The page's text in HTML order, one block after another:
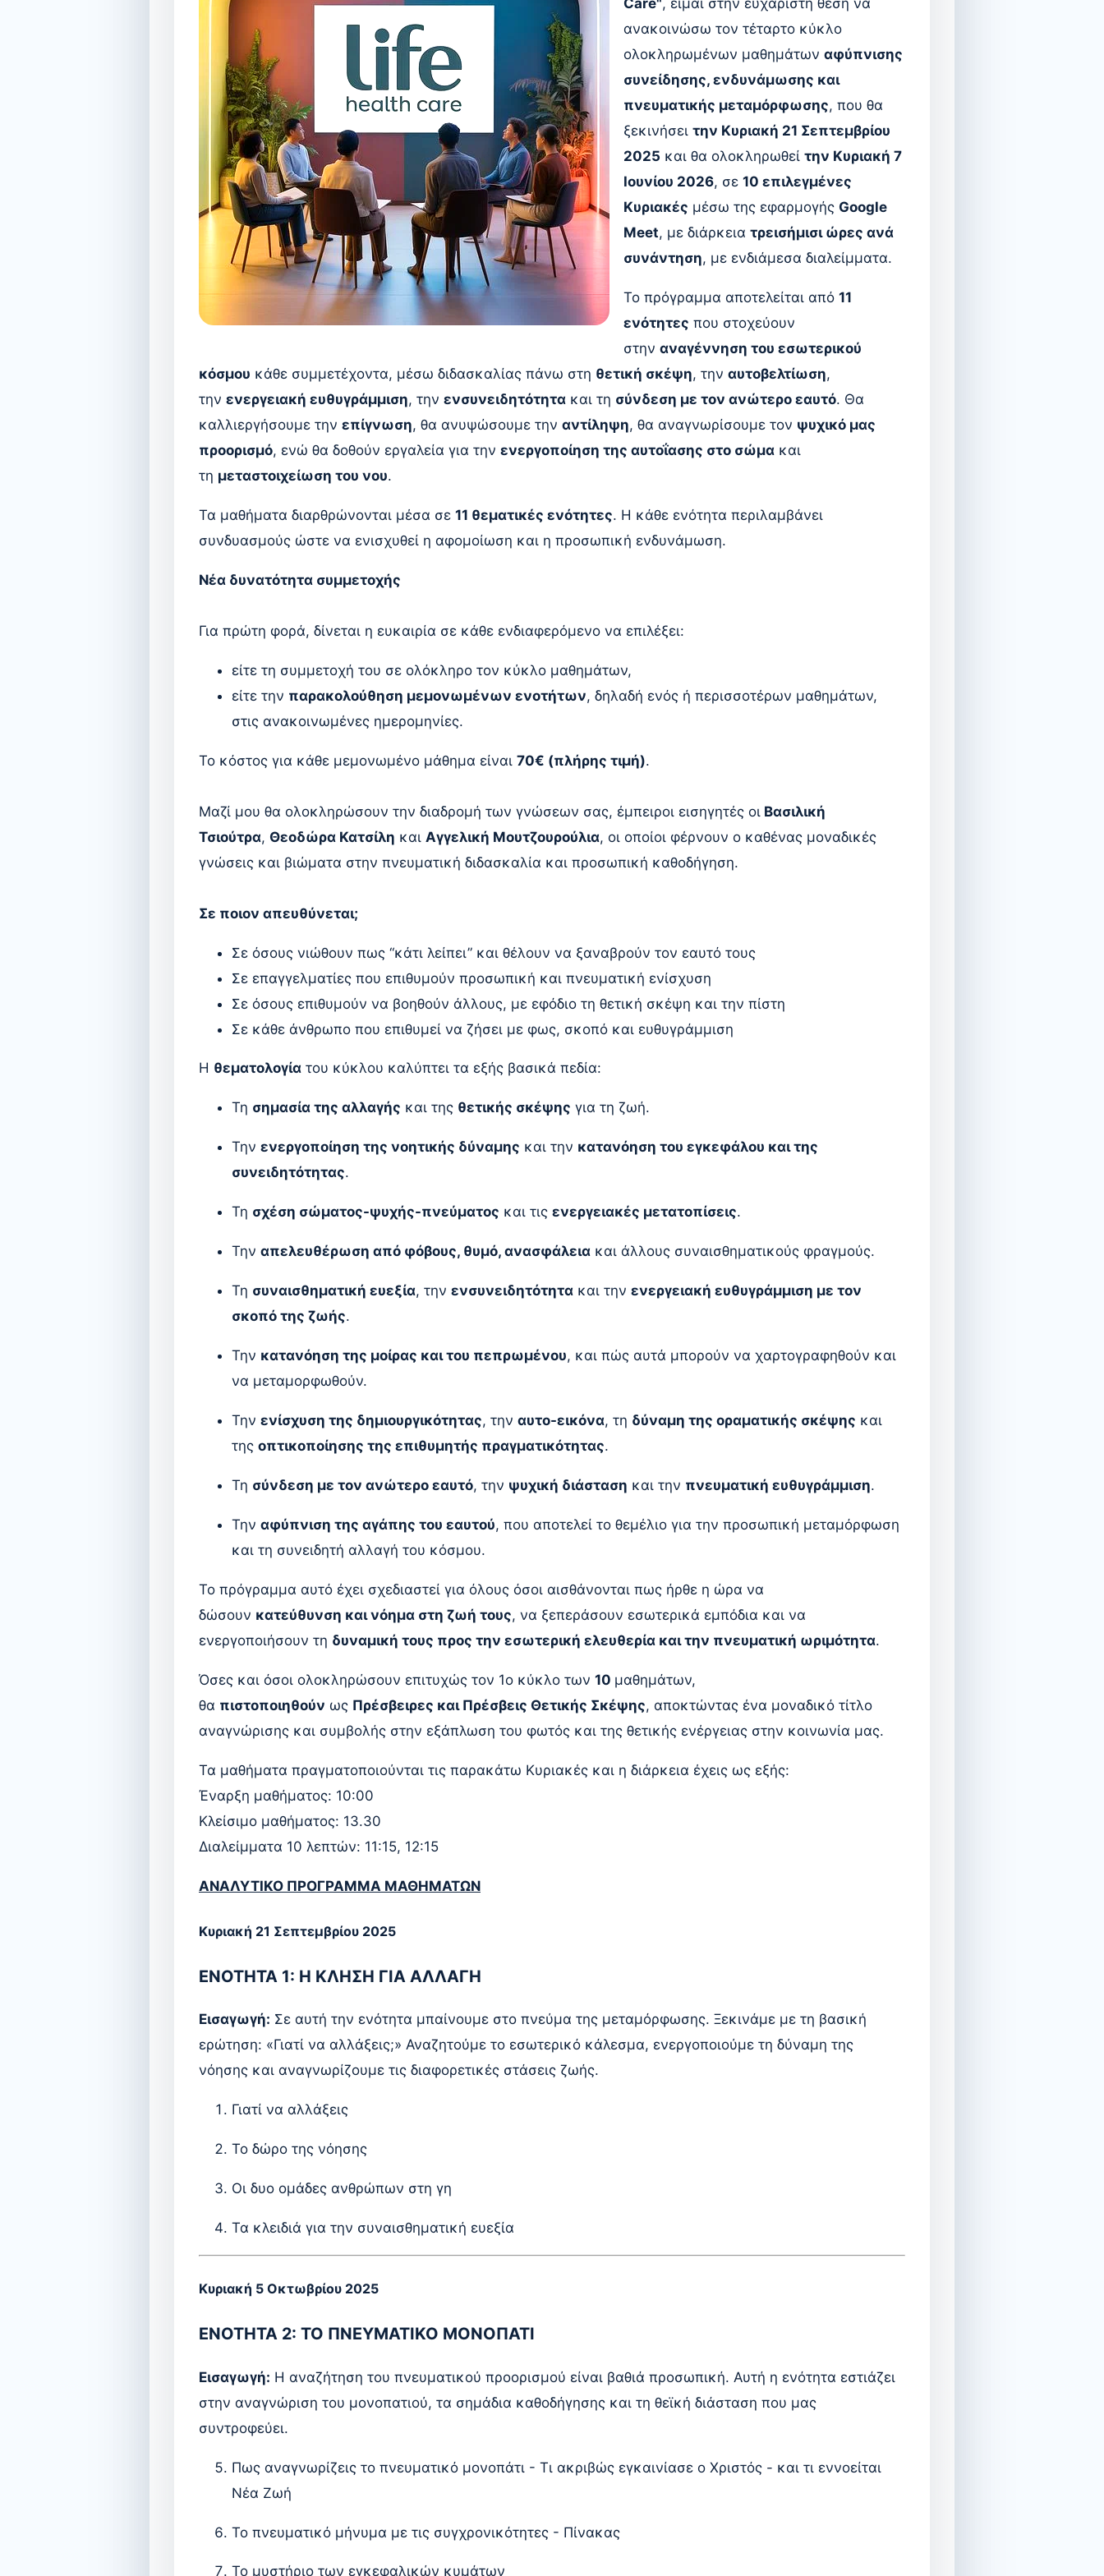
ανακοινώσω τον τέταρτο κύκλο
ολοκληρωμένων μαθημάτων αφύπνισης
συνείδησης, ενδυνάμωσης και
πνευματικής μεταμόρφωσης, που θα
ξεκινήσει την Κυριακή 21 Σεπτεμβρίου
2025 και θα ολοκληρωθεί την Κυριακή 7
Ιουνίου 2026, σε 10 επιλεγμένες
Κυριακές μέσω της εφαρμογής Google
Meet, με διάρκεια τρεισήμισι ώρες ανά
συνάντηση, με ενδιάμεσα διαλείμματα.
Το πρόγραμμα αποτελείται από 11
ενότητες που στοχεύουν
στην αναγέννηση του εσωτερικού
κόσμου κάθε συμμετέχοντα, μέσω διδασκαλίας πάνω στη θετική σκέψη, την αυτοβελτίωση,
την ενεργειακή ευθυγράμμιση, την ενσυνειδητότητα και τη σύνδεση με τον ανώτερο εαυτό. Θα
καλλιεργήσουμε την επίγνωση, θα ανυψώσουμε την αντίληψη, θα αναγνωρίσουμε τον ψυχικό μας
προορισμό, ενώ θα δοθούν εργαλεία για την ενεργοποίηση της αυτοΐασης στο σώμα και
τη μεταστοιχείωση του νου.
Τα μαθήματα διαρθρώνονται μέσα σε 11 θεματικές ενότητες. Η κάθε ενότητα περιλαμβάνει
συνδυασμούς ώστε να ενισχυθεί η αφομοίωση και η προσωπική ενδυνάμωση.
Νέα δυνατότητα συμμετοχής
Για πρώτη φορά, δίνεται η ευκαιρία σε κάθε ενδιαφερόμενο να επιλέξει:
είτε τη συμμετοχή του σε ολόκληρο τον κύκλο μαθημάτων,
είτε την παρακολούθηση μεμονωμένων ενοτήτων, δηλαδή ενός ή περισσοτέρων μαθημάτων,
στις ανακοινωμένες ημερομηνίες.
Το κόστος για κάθε μεμονωμένο μάθημα είναι 70€ (πλήρης τιμή).
Μαζί μου θα ολοκληρώσουν την διαδρομή των γνώσεων σας, έμπειροι εισηγητές οι Βασιλική
Τσιούτρα, Θεοδώρα Κατσίλη και Αγγελική Μουτζουρούλια, οι οποίοι φέρνουν ο καθένας μοναδικές
γνώσεις και βιώματα στην πνευματική διδασκαλία και προσωπική καθοδήγηση.
Σε ποιον απευθύνεται;
Σε όσους νιώθουν πως “κάτι λείπει” και θέλουν να ξαναβρούν τον εαυτό τους
Σε επαγγελματίες που επιθυμούν προσωπική και πνευματική ενίσχυση
Σε όσους επιθυμούν να βοηθούν άλλους, με εφόδιο τη θετική σκέψη και την πίστη
Σε κάθε άνθρωπο που επιθυμεί να ζήσει με φως, σκοπό και ευθυγράμμιση
Η θεματολογία του κύκλου καλύπτει τα εξής βασικά πεδία:
Τη σημασία της αλλαγής και της θετικής σκέψης για τη ζωή.
Την ενεργοποίηση της νοητικής δύναμης και την κατανόηση του εγκεφάλου και της
συνειδητότητας.
Τη σχέση σώματος-ψυχής-πνεύματος και τις ενεργειακές μετατοπίσεις.
Την απελευθέρωση από φόβους, θυμό, ανασφάλεια και άλλους συναισθηματικούς φραγμούς.
Τη συναισθηματική ευεξία, την ενσυνειδητότητα και την ενεργειακή ευθυγράμμιση με τον
σκοπό της ζωής.
Την κατανόηση της μοίρας και του πεπρωμένου, και πώς αυτά μπορούν να χαρτογραφηθούν και
να μεταμορφωθούν.
Την ενίσχυση της δημιουργικότητας, την αυτο-εικόνα, τη δύναμη της οραματικής σκέψης και
της οπτικοποίησης της επιθυμητής πραγματικότητας.
Τη σύνδεση με τον ανώτερο εαυτό, την ψυχική διάσταση και την πνευματική ευθυγράμμιση.
Την αφύπνιση της αγάπης του εαυτού, που αποτελεί το θεμέλιο για την προσωπική μεταμόρφωση
και τη συνειδητή αλλαγή του κόσμου.
Το πρόγραμμα αυτό έχει σχεδιαστεί για όλους όσοι αισθάνονται πως ήρθε η ώρα να
δώσουν κατεύθυνση και νόημα στη ζωή τους, να ξεπεράσουν εσωτερικά εμπόδια και να
ενεργοποιήσουν τη δυναμική τους προς την εσωτερική ελευθερία και την πνευματική ωριμότητα.
Όσες και όσοι ολοκληρώσουν επιτυχώς τον 1ο κύκλο των 10 μαθημάτων,
θα πιστοποιηθούν ως Πρέσβειρες και Πρέσβεις Θετικής Σκέψης, αποκτώντας ένα μοναδικό τίτλο
αναγνώρισης και συμβολής στην εξάπλωση του φωτός και της θετικής ενέργειας στην κοινωνία μας.
Τα μαθήματα πραγματοποιούνται τις παρακάτω Κυριακές και η διάρκεια έχεις ως εξής:
Έναρξη μαθήματος: 10:00
Κλείσιμο μαθήματος: 13.30
Διαλείμματα 10 λεπτών: 11:15, 12:15
ΑΝΑΛΥΤΙΚΟ ΠΡΟΓΡΑΜΜΑ ΜΑΘΗΜΑΤΩΝ
Κυριακή 21 Σεπτεμβρίου 2025
ΕΝΟΤΗΤΑ 1: Η ΚΛΗΣΗ ΓΙΑ ΑΛΛΑΓΗ
Εισαγωγή: Σε αυτή την ενότητα μπαίνουμε στο πνεύμα της μεταμόρφωσης. Ξεκινάμε με τη βασική
ερώτηση: «Γιατί να αλλάξεις;» Αναζητούμε το εσωτερικό κάλεσμα, ενεργοποιούμε τη δύναμη της
νόησης και αναγνωρίζουμε τις διαφορετικές στάσεις ζωής.
Γιατί να αλλάξεις
Το δώρο της νόησης
Οι δυο ομάδες ανθρώπων στη γη
Τα κλειδιά για την συναισθηματική ευεξία
Κυριακή 5 Οκτωβρίου 2025
ΕΝΟΤΗΤΑ 2: ΤΟ ΠΝΕΥΜΑΤΙΚΟ ΜΟΝΟΠΑΤΙ
Εισαγωγή: Η αναζήτηση του πνευματικού προορισμού είναι βαθιά προσωπική. Αυτή η ενότητα εστιάζει
στην αναγνώριση του μονοπατιού, τα σημάδια καθοδήγησης και τη θεϊκή διάσταση που μας
συντροφεύει.
Πως αναγνωρίζεις το πνευματικό μονοπάτι - Τι ακριβώς εγκαινίασε ο Χριστός - και τι εννοείται
Νέα Ζωή
Το πνευματικό μήνυμα με τις συγχρονικότητες - Πίνακας
Το μυστήριο των εγκεφαλικών κυμάτων